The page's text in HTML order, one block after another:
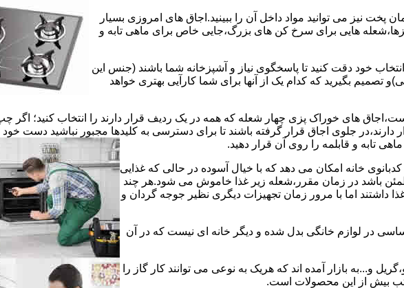
نیز می توانید مواد داخل آن را ببینید.اجاق های امروزی بسیار
هایی برای سرخ کن های بزرگ،جایی خاص برای ماهی تابه و
خود دقت کنید تا پاسخگوی نیاز و آشپزخانه شما باشند (جنس این
تصمیم بگیرید که کدام یک از آنها برای شما کارآیی بهتری خواهد
های خوراک پزی چهار شعله که همه در یک ردیف قرار دارند را انتخاب کنید؛ اگر
جلوی اجاق قرار گرفته باشند تا برای دسترسی به کلیدها مجبور نباشید دست
ماهی تابه و قابلمه را روی آن قرار دهید.
خانه امکان می دهد که با خیال آسوده در حالی که غذایی
باشد در زمان مقرر،شعله زیر غذا خاموش می شود.هر چند
داشتند اما با مرور زمان تجهیزات دیگری نظیر جوجه گردان و
در لوازم خانگی بدل شده و دیگر خانه ای نیست که در آن
و...به بازار آمده اند که هریک به نوعی می توانند کار گاز را
بیش از این محصولات است.